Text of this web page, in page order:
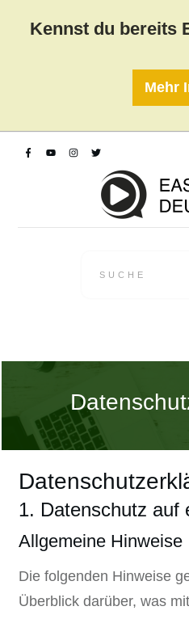
1. Datenschutz auf
Allgemeine Hinweise
Die folgenden Hinweise
Überblick darüber, was
Kennst du bereits
Mehr